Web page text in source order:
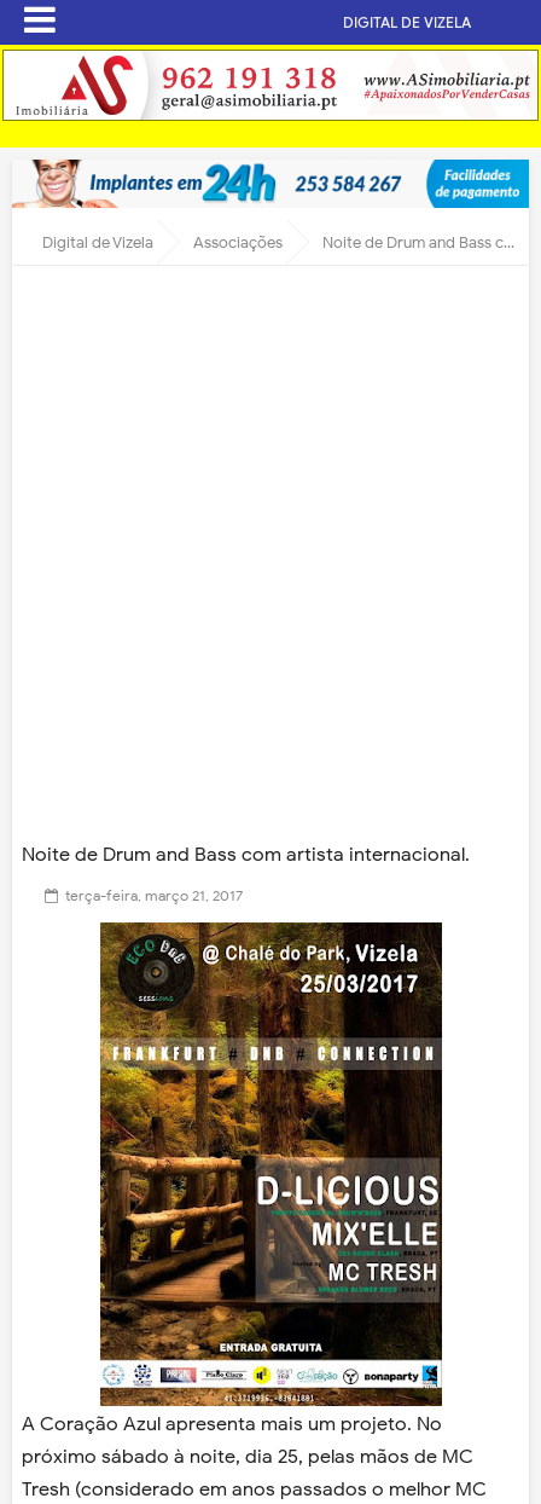
DIGITAL DE VIZELA
Digital de Vizela Associações Noite de Drum and Bass com artista internacional.
Noite de Drum and Bass com artista internacional.
terça-feira, março 21, 2017
A Coração Azul apresenta mais um projeto. No
próximo sábado à noite, dia 25, pelas mãos de MC
Tresh (considerado em anos passados o melhor MC